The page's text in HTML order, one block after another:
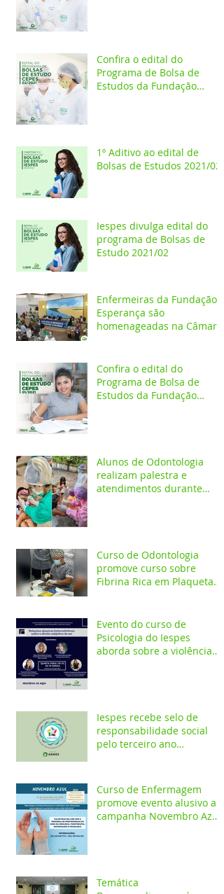
Confira o edital do
Programa de Bolsa de
Estudos da Fundação
1º Aditivo ao edital de
Bolsas de Estudos 2021/02
Iespes divulga edital do
programa de Bolsas de
Estudo 2021/02
Enfermeiras da Fundação
Esperança são
homenageadas na Câmara
Confira o edital do
Programa de Bolsa de
Estudos da Fundação
Alunos de Odontologia
realizam palestra e
atendimentos durante
Curso de Odontologia
promove curso sobre
Fibrina Rica em Plaquetas
Evento do curso de
Psicologia do Iespes
aborda sobre a violência
Iespes recebe selo de
responsabilidade social
pelo terceiro ano
Curso de Enfermagem
promove evento alusivo a
campanha Novembro Azul
Temática